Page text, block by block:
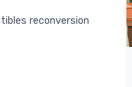
reconversion